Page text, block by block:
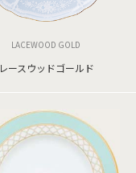
LACEWOOD GOLD
レースウッドゴールド